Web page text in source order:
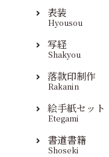
表装
Hyousou
写経
Shakyou
落款印制作
Rakanin
絵手紙セット
Etegami
書道書籍
Shoseki